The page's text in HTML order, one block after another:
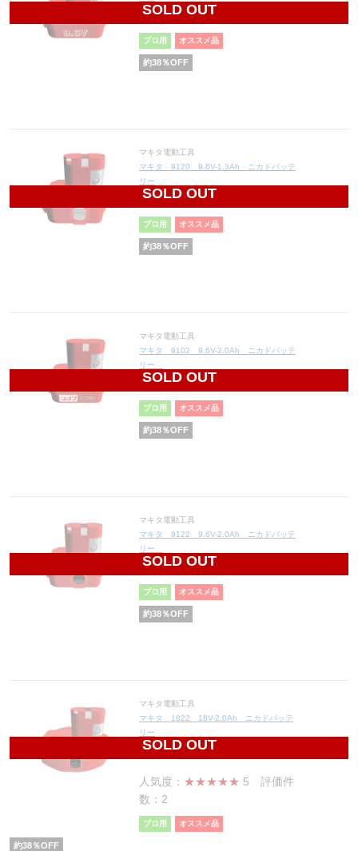
SOLD OUT
7,874
プロ用 オススメ品
約38％OFF
SOLD OUT
マキタ電動工具
マキタ 9120 9.6V-1.3Ah ニカドバッテ
リー
7,440
プロ用 オススメ品
約38％OFF
SOLD OUT
マキタ電動工具
マキタ 9102 9.6V-2.0Ah ニカドバッテ
リー
8,804
プロ用 オススメ品
約38％OFF
SOLD OUT
マキタ電動工具
マキタ 9122 9.6V-2.0Ah ニカドバッテ
リー
8,804
プロ用 オススメ品
約38％OFF
SOLD OUT
マキタ電動工具
マキタ 1822 18V-2.0Ah ニカドバッテ
リー
12,214
人気度： ★★★★★ 5 評価件
数：2
プロ用 オススメ品
約38％OFF